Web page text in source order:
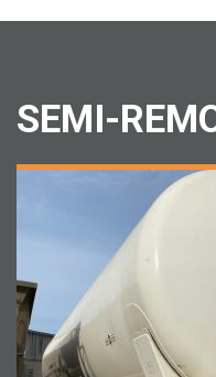
SEMI-